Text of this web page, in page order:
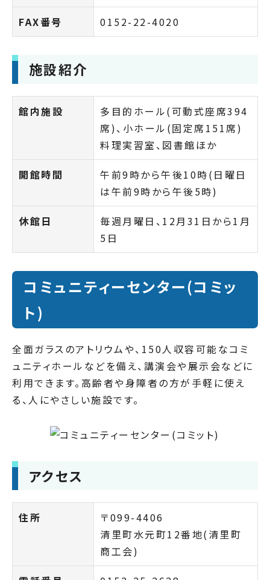
FAX番号 0152-22-4020
施設紹介
館内施設
多目的ホール(可動式座席394
席)、小ホール(固定席151席)
料理実習室、図書館ほか
開館時間
午前9時から午後10時(日曜日
は午前9時から午後5時)
休館日
毎週月曜日、12月31日から1月
5日
コミュニティーセンター(コミッ
ト)
全面ガラスのアトリウムや、150人収容可能なコミ
ュニティホールなどを備え、講演会や展示会などに
利用できます。高齢者や身障者の方が手軽に使え
る、人にやさしい施設です。
アクセス
住所
〒099-4406
清里町水元町12番地(清里町
商工会)